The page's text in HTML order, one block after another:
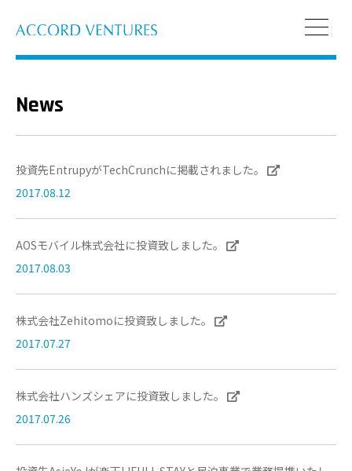
News
投資先EntrupyがTechCrunchに掲載されました。
2017.08.12
AOSモバイル株式会社に投資致しました。
2017.08.03
株式会社Zehitomoに投資致しました。
2017.07.27
株式会社ハンズシェアに投資致しました。
2017.07.26